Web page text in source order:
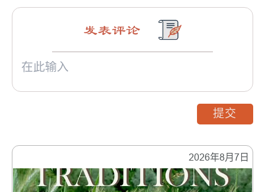
2026年8月7日
发表评论
提交